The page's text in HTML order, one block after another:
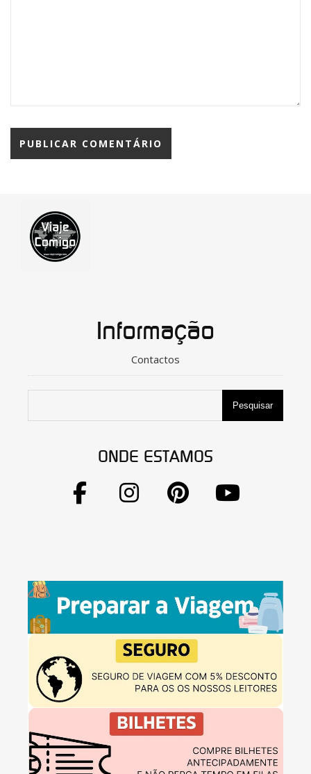
Informação
Contactos
Pesquisar
ONDE ESTAMOS